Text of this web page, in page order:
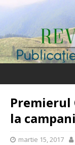
Premierul
la
martie 15, 2017